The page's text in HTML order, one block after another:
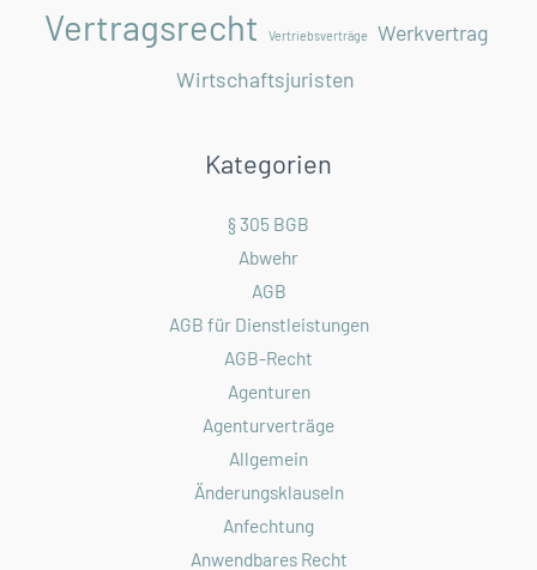
Vertragsrecht Vertriebsverträge
Werkvertrag
Wirtschaftsjuristen
Kategorien
§ 305 BGB
Abwehr
AGB
AGB für Dienstleistungen
AGB-Recht
Agenturen
Agenturverträge
Allgemein
Änderungsklauseln
Anfechtung
Anwendbares Recht